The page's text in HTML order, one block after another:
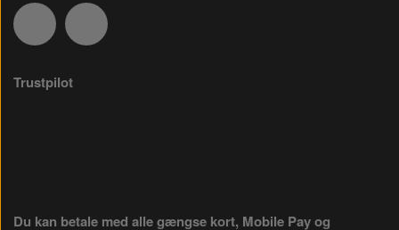
Trustpilot
Du kan betale med alle gængse kort, Mobile Pay og